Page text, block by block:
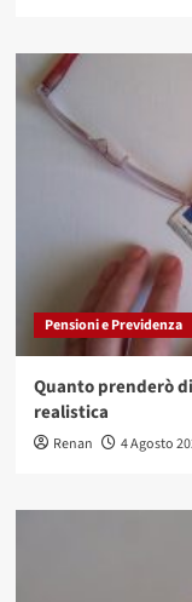
Pensioni e Previdenza
Quanto prenderò
realistica
Renan 4 Agosto